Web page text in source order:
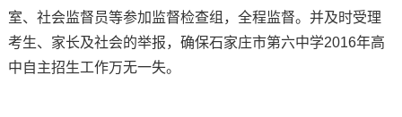
室、社会监督员等参加监督检查组，全程监督。并及时受理
考生、家长及社会的举报，确保石家庄市第六中学2016年高
中自主招生工作万无一失。